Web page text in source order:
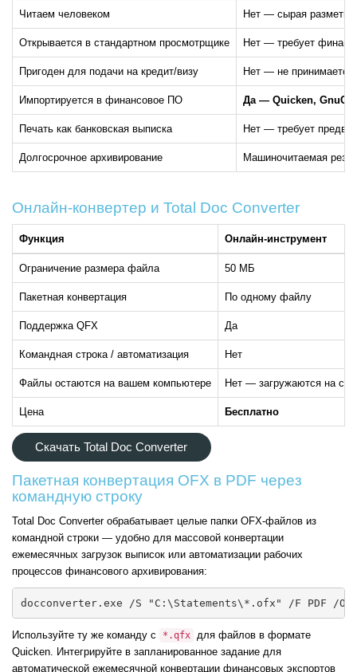
Читаем человеком Нет — сырая разметка
Открывается в стандартном просмотрщике Нет — требует
Пригоден для подачи на кредит/визу Нет — не принимается
Импортируется в финансовое ПО Да — Quicken,
Печать как банковская выписка Нет — требует
Долгосрочное архивирование Машиночитаемая
Онлайн-конвертер и Total Doc Converter
Функция Онлайн-инструмент
Ограничение размера файла 50 МБ
Пакетная конвертация По одному файлу
Поддержка QFX Да
Командная строка / автоматизация Нет
Файлы остаются на вашем компьютере Нет — загружаются на
Цена Бесплатно
Скачать Total Doc Converter
Пакетная конвертация OFX в PDF через
командную строку
Total Doc Converter обрабатывает целые папки OFX-файлов из
командной строки — удобно для массовой конвертации
ежемесячных загрузок выписок или автоматизации рабочих
процессов финансового архивирования:
docconverter.exe /S "C:\Statements\*.ofx" /F PDF /O
Используйте ту же команду с *.qfx для файлов в формате
Quicken. Интегрируйте в запланированное задание для
автоматической ежемесячной конвертации финансовых экспортов